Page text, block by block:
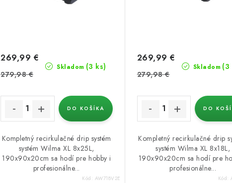
u
k
t
o
v
Skladom (3 ks)
269,99 €
279,98 €
DO KOŠÍKA
Kompletný recirkulačné drip systém
systém Wilma XL 8x25L,
190x90x20cm sa hodí pre hobby i
profesionálne...
Kód: AW718V2E
Skladom (3
269,99 €
279,98 €
DO
Kompletný recirkulačné drip
systém Wilma XL 8x18L,
190x90x20cm sa hodí pre
profesionálne...
Kód: